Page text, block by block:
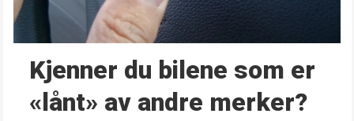
Kjenner du bilene som er
«lånt» av andre merker?